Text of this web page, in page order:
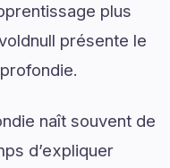
plus
présente le
naît souvent de
d’expliquer